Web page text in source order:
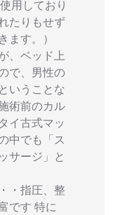
用しており
たりもせず
ます。）
、ベッド上
で、男性の
いうことな
術前のカル
イ古式マッ
中でも「ス
サージ」と
・指圧、整
です 特に